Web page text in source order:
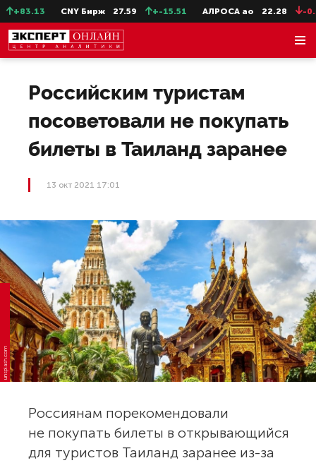
CNY Бирж 27.59 +-15.51 АЛРОСА ао 22.28 -0.31
Российским туристам
посоветовали не покупать
билеты в Таиланд заранее
13 окт 2021 17:01
unsplash.com
Россиянам порекомендовали
не покупать билеты в открывающийся
для туристов Таиланд заранее из-за